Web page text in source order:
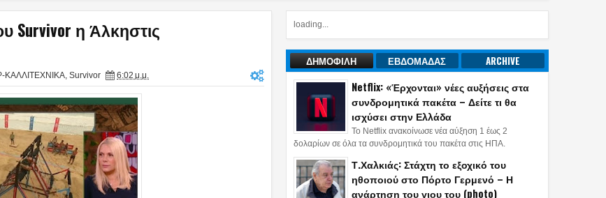
Survivor η Άλκηστις
ΚΑΛΛΙΤΕΧΝΙΚΑ Survivor 6:02 μ.μ.
loading...
ΔΗΜΟΦΙΛΗ ΕΒΔΟΜΑΔΑΣ ARCHIVE
Netflix: «Έρχονται» νέες αυξήσεις στα
συνδρομητικά πακέτα – Δείτε τι θα
ισχύσει στην Ελλάδα
Το Netflix ανακοίνωσε νέα αύξηση 1 έως 2
δολαρίων σε όλα τα συνδρομητικά του πακέτα στις ΗΠΑ.
Τ.Χαλκιάς: Στάχτη το εξοχικό του
ηθοποιού στο Πόρτο Γερμενό – Η
ανάρτηση του γιου του (photo)